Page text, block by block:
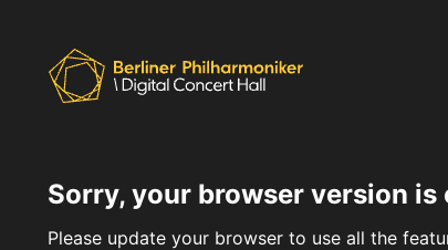
Sorry, your browser version is
Please update your browser to use all the